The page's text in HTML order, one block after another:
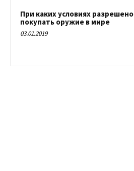
При каких условиях разрешено
покупать оружие в мире
03.01.2019